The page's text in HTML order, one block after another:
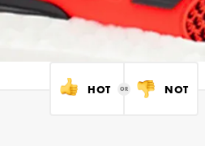
HOT NOT